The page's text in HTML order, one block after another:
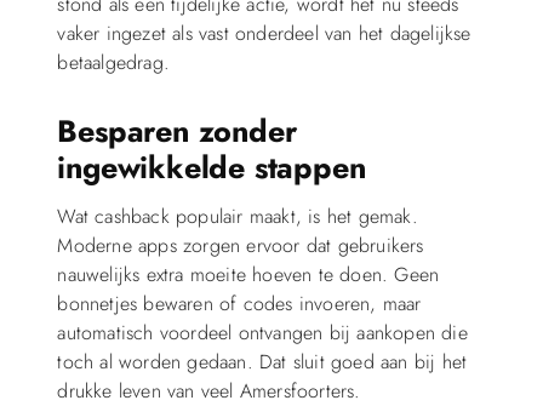
vaker ingezet als vast onderdeel van het dagelijkse
betaalgedrag.
Besparen zonder
ingewikkelde stappen
Wat cashback populair maakt, is het gemak.
Moderne apps zorgen ervoor dat gebruikers
nauwelijks extra moeite hoeven te doen. Geen
bonnetjes bewaren of codes invoeren, maar
automatisch voordeel ontvangen bij aankopen die
toch al worden gedaan. Dat sluit goed aan bij het
drukke leven van veel Amersfoorters.